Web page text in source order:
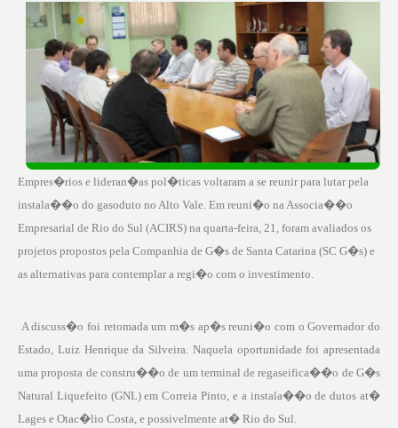
Empres�rios e lideran�as pol�ticas voltaram a se reunir para lutar pela
instala��o do gasoduto no Alto Vale. Em reuni�o na Associa��o
Empresarial de Rio do Sul (ACIRS) na quarta-feira, 21, foram avaliados os
projetos propostos pela Companhia de G�s de Santa Catarina (SC G�s) e
as alternativas para contemplar a regi�o com o investimento.
A discuss�o foi retomada um m�s ap�s reuni�o com o Governador do
Estado, Luiz Henrique da Silveira. Naquela oportunidade foi apresentada
uma proposta de constru��o de um terminal de regaseifica��o de G�s
Natural Liquefeito (GNL)em Correia Pinto, e a instala��o de dutos at�
Lages e Otac�lio Costa, e possivelmente at� Rio do Sul.